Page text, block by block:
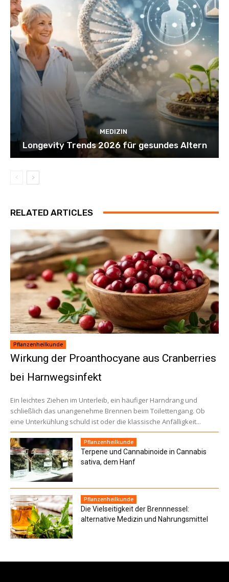
MEDIZIN
Longevity Trends 2026 für gesundes Altern
RELATED ARTICLES
Pflanzenheilkunde
Wirkung der Proanthocyane aus Cranberries
bei Harnwegsinfekt
Ein leichtes Ziehen im Unterleib, ein häufiger Harndrang und
schließlich das unangenehme Brennen beim Toilettengang. Ob
eine Unterkühlung schuld ist oder die klassische Anfälligkeit...
Pflanzenheilkunde
Terpene und Cannabinoide in Cannabis
sativa, dem Hanf
Pflanzenheilkunde
Die Vielseitigkeit der Brennnessel:
alternative Medizin und Nahrungsmittel